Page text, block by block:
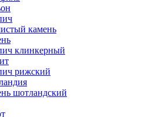
камень
клинкерный
рижский
шотландский